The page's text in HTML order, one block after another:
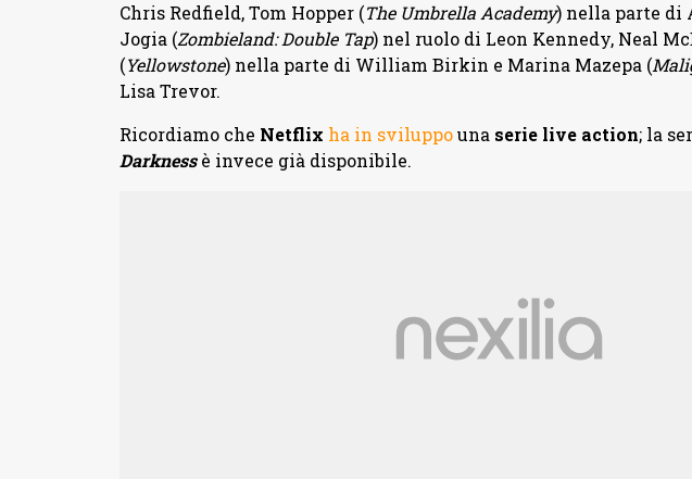
Chris Redfield, Tom Hopper (The Umbrella Academy) nella parte di
Jogia (Zombieland: Double Tap) nel ruolo di Leon Kennedy, Neal
(Yellowstone) nella parte di William Birkin e Marina Mazepa (
Lisa Trevor.
Ricordiamo che Netflix ha in sviluppouna serie live action; la
Darknessè invece già disponibile.